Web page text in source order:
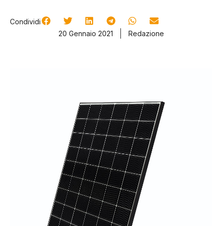
Condividi
20 Gennaio 2021
Redazione